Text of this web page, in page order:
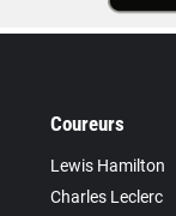
Coureurs
Lewis Hamilton
Charles Leclerc